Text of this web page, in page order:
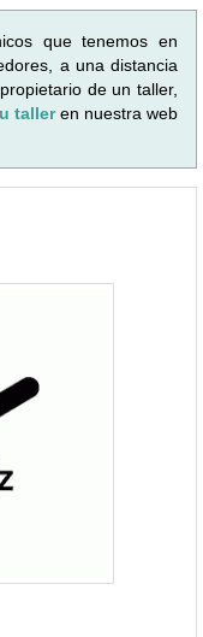
que tenemos en
a una distancia
de un taller,
talleren nuestra web